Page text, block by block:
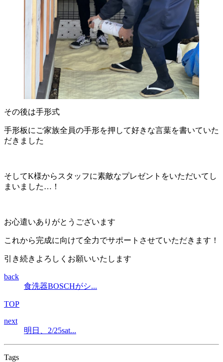
その後は手形式
手形板にご家族全員の手形を押して好きな言葉を書いていた
だきました
そしてK様からスタッフに素敵なプレゼントをいただいてし
まいました…！
お心遣いありがとうございます
これから完成に向けて全力でサポートさせていただきます！
引き続きよろしくお願いいたします
back
食洗器BOSCHがシ...
TOP
next
明日、2/25sat...
Tags